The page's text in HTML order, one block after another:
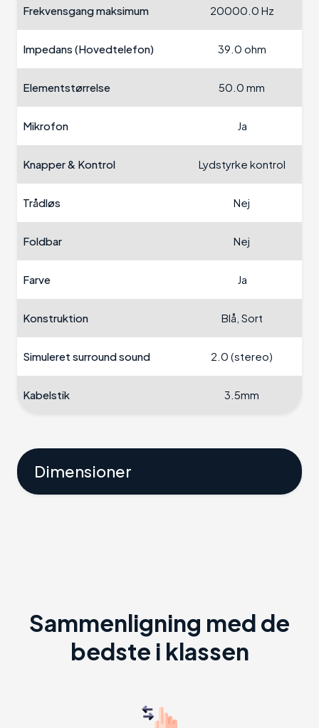
Frekvensgang maksimum 20000.0 Hz
Impedans (Hovedtelefon) 39.0 ohm
Elementstørrelse 50.0 mm
Mikrofon Ja
Knapper & Kontrol Lydstyrke kontrol
Trådløs Nej
Foldbar Nej
Farve Ja
Konstruktion Blå, Sort
Simuleret surround sound 2.0 (stereo)
Kabelstik 3.5mm
Dimensioner
Sammenligning med de
bedste i klassen